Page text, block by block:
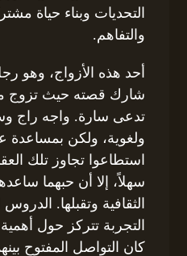
التحديات وبناء حياة
والتفاهم.
أحد هذه الأزواج، وهو
شارك قصته حيث تزوج
تدعى سارة. واجه راج
ولغوية، ولكن بمساعدة
استطاعوا تجاوز تلك
سهلاً، إلا أن حبهما
الثقافية وتقبلها.
التجربة تتركز حول
كان التواصل المفتوح